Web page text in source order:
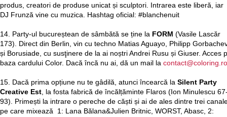
produs, creatori de produse unicat și sculptori. Intrarea este liberă, iar
DJ Frunză vine cu muzica. Hashtag oficial: #blanchenuit
14. Party-ul bucureștean de sâmbătă se ține la FORM (Vasile Lascăr
173). Direct din Berlin, vin cu techno Matias Aguayo, Philipp
și Borusiade, cu susţinere de la ai noștri Andrei Rusu și Giuser. Acces
baza cardului Color. Dacă încă nu ai, dă un mail la contact@coloring.ro
15. Dacă prima opțiune nu te gâdilă, atunci încearcă la Silent Party
Creative Est, la fosta fabrică de încălțăminte Flaros (Ion Minulescu
93). Primești la intrare o pereche de căști și ai de ales dintre trei
pe care mixează 1: Lana Bălana&Julien Britnic, WORST, Abasc, 2: